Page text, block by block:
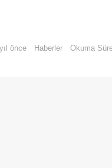
önce Haberler Okuma